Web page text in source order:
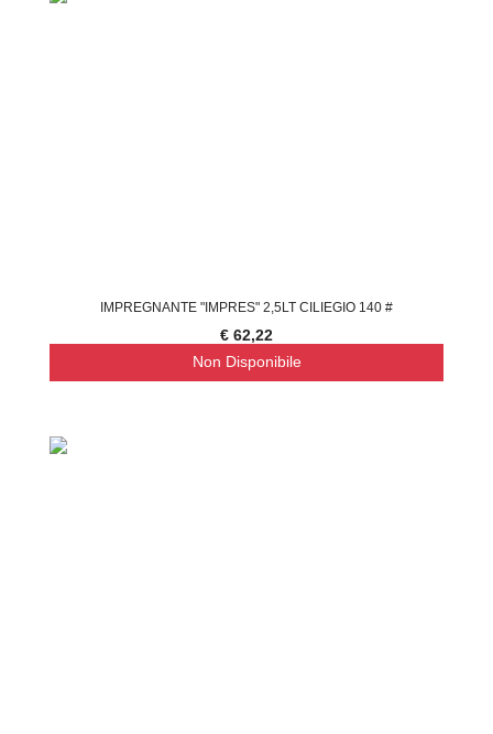
IMPREGNANTE "IMPRES" 2,5LT CILIEGIO 140 #
€ 62,22
Non Disponibile